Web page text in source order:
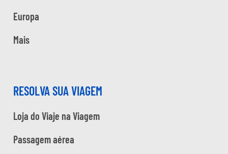
Europa
Mais
RESOLVA SUA VIAGEM
Loja do Viaje na Viagem
Passagem aérea